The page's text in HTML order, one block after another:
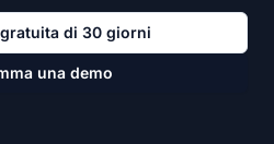
di 30 giorni
una demo